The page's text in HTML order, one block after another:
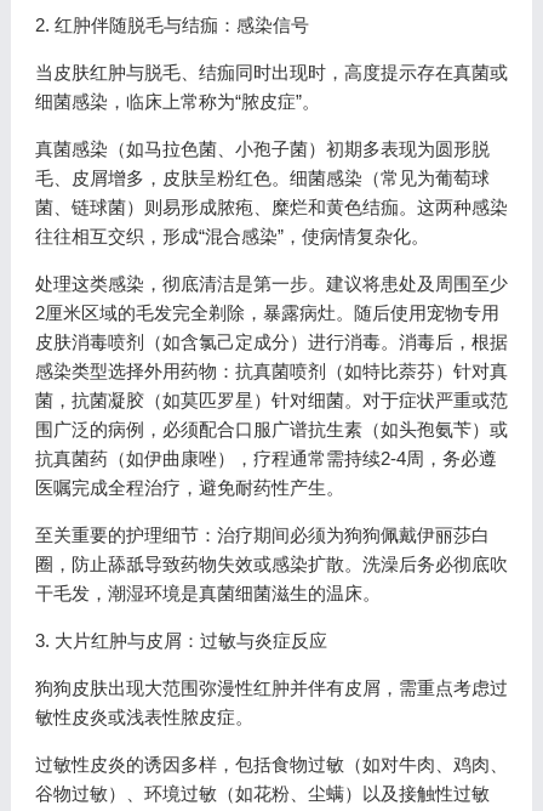
2. 红肿伴随脱毛与结痂：感染信号
当皮肤红肿与脱毛、结痂同时出现时，高度提示存在真菌或
细菌感染，临床上常称为“脓皮症”。
真菌感染（如马拉色菌、小孢子菌）初期多表现为圆形脱
毛、皮屑增多，皮肤呈粉红色。细菌感染（常见为葡萄球
菌、链球菌）则易形成脓疱、糜烂和黄色结痂。这两种感染
往往相互交织，形成“混合感染”，使病情复杂化。
处理这类感染，彻底清洁是第一步。建议将患处及周围至少
2厘米区域的毛发完全剃除，暴露病灶。随后使用宠物专用
皮肤消毒喷剂（如含氯己定成分）进行消毒。消毒后，根据
感染类型选择外用药物：抗真菌喷剂（如特比萘芬）针对真
菌，抗菌凝胶（如莫匹罗星）针对细菌。对于症状严重或范
围广泛的病例，必须配合口服广谱抗生素（如头孢氨苄）或
抗真菌药（如伊曲康唑），疗程通常需持续2-4周，务必遵
医嘱完成全程治疗，避免耐药性产生。
至关重要的护理细节：治疗期间必须为狗狗佩戴伊丽莎白
圈，防止舔舐导致药物失效或感染扩散。洗澡后务必彻底吹
干毛发，潮湿环境是真菌细菌滋生的温床。
3. 大片红肿与皮屑：过敏与炎症反应
狗狗皮肤出现大范围弥漫性红肿并伴有皮屑，需重点考虑过
敏性皮炎或浅表性脓皮症。
过敏性皮炎的诱因多样，包括食物过敏（如对牛肉、鸡肉、
谷物过敏）、环境过敏（如花粉、尘螨）以及接触性过敏